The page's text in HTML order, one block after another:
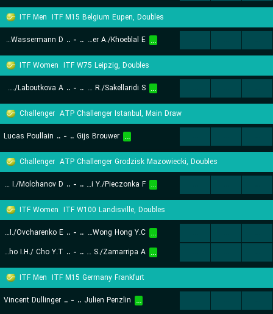
ITF Men ITF M15 Belgium Eupen, Doubles
Geenen W./Wassermann D.
.. - .. Forger A./Khoeblal E. ...
ITF Women ITF W75 Leipzig, Doubles
Kucmov A./Laboutkova A.
.. - .. Mcadoo R./Sakellaridi S. ...
Challenger ATP Challenger Istanbul, Main Draw
Lucas Poullain .. - .. Gijs Brouwer ...
Challenger ATP Challenger Grodzisk Mazowiecki, Doubles
Cervantes I./Molchanov D.
.. - .. Lalami Laaroussi Y./Pieczonka F. ...
ITF Women ITF W100 Landisville, Doubles
Martins I./Ovcharenko E.
.. - .. Osborne A./Wong Hong Y.C. ...
Cho I.H./ Cho Y.T.
.. - .. Rogers A. S./Zamarripa A. ...
ITF Men ITF M15 Germany Frankfurt
Vincent Dullinger .. - .. Julien Penzlin ...